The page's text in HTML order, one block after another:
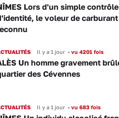
Lors d'un simple contrôle
le voleur de
Il y a 1 jour •vu 4201 fois
Un homme gravement
des Cévennes
Il y a 1 jour •vu 683 fois